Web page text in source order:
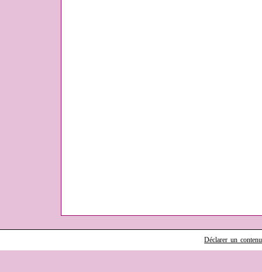
Déclarer un